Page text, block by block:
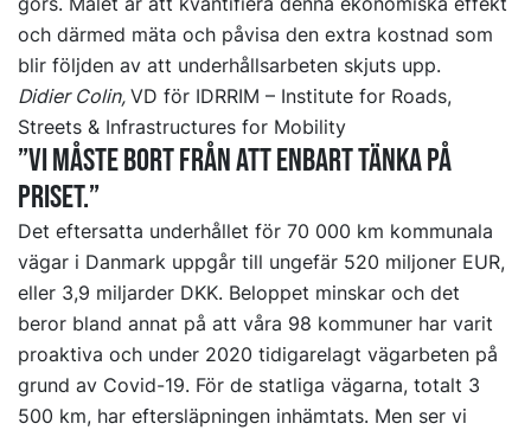
och därmed mäta och påvisa den extra kostnad som
blir följden av att underhållsarbeten skjuts upp.
Didier Colin, VD för IDRRIM – Institute for Roads,
Streets & Infrastructures for Mobility
”Vi måste bort från att enbart tänka på
priset.”
Det eftersatta underhållet för 70 000 km kommunala
vägar i Danmark uppgår till ungefär 520 miljoner EUR,
eller 3,9 miljarder DKK. Beloppet minskar och det
beror bland annat på att våra 98 kommuner har varit
proaktiva och under 2020 tidigarelagt vägarbeten på
grund av Covid-19. För de statliga vägarna, totalt 3
500 km, har eftersläpningen inhämtats. Men ser vi